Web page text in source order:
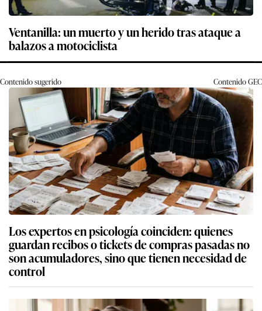
Ventanilla: un muerto y un herido tras ataque a
balazos a motociclista
Contenido sugerido ContenidoGEC
Los expertos en psicología coinciden: quienes
guardan recibos o tickets de compras pasadas no
son acumuladores, sino que tienen necesidad de
control